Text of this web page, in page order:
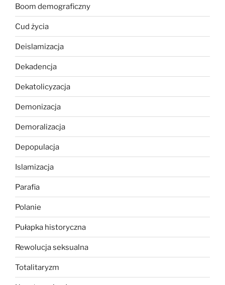
Boom demograficzny
Cud życia
Deislamizacja
Dekadencja
Dekatolicyzacja
Demonizacja
Demoralizacja
Depopulacja
Islamizacja
Parafia
Polanie
Pułapka historyczna
Rewolucja seksualna
Totalitaryzm